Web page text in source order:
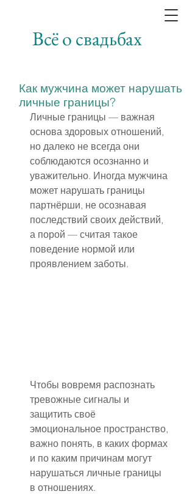
Всё о свадьбах
Как мужчина может нарушать
личные границы?
Личные границы — важная
основа здоровых отношений,
но далеко не всегда они
соблюдаются осознанно и
уважительно. Иногда мужчина
может нарушать границы
партнёрши, не осознавая
последствий своих действий,
а порой — считая такое
поведение нормой или
проявлением заботы.
Чтобы вовремя распознать
тревожные сигналы и
защитить своё
эмоциональное пространство,
важно понять, в каких формах
и по каким причинам могут
нарушаться личные границы
в отношениях.